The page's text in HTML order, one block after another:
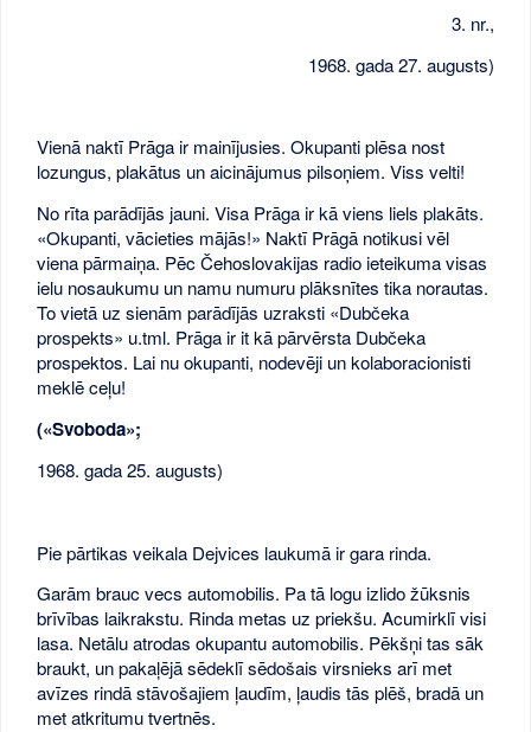
3. nr.,
1968. gada 27. augusts)
Vienā naktī Prāga ir mainījusies. Okupanti plēsa nost
lozungus, plakātus un aicinājumus pilsoņiem. Viss velti!
No rīta parādījās jauni. Visa Prāga ir kā viens liels plakāts.
«Okupanti, vācieties mājās!» Naktī Prāgā notikusi vēl
viena pārmaiņa. Pēc Čehoslovakijas radio ieteikuma visas
ielu nosaukumu un namu numuru plāksnītes tika norautas.
To vietā uz sienām parādījās uzraksti «Dubčeka
prospekts» u.tml. Prāga ir it kā pārvērsta Dubčeka
prospektos. Lai nu okupanti, nodevēji un kolaboracionisti
meklē ceļu!
(«Svoboda»;
1968. gada 25. augusts)
Pie pārtikas veikala Dejvices laukumā ir gara rinda.
Garām brauc vecs automobilis. Pa tā logu izlido žūksnis
brīvības laikrakstu. Rinda metas uz priekšu. Acumirklī visi
lasa. Netālu atrodas okupantu automobilis. Pēkšņi tas sāk
braukt, un pakaļējā sēdeklī sēdošais virsnieks arī met
avīzes rindā stāvošajiem ļaudīm, ļaudis tās plēš, bradā un
met atkritumu tvertnēs.